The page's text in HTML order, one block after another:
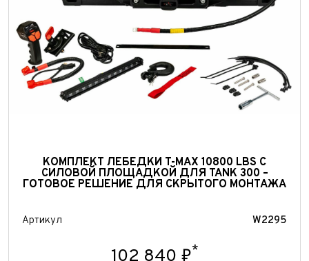
КОМПЛЕКТ ЛЕБЕДКИ T-MAX 10800 LBS С
СИЛОВОЙ ПЛОЩАДКОЙ ДЛЯ TANK 300 –
ГОТОВОЕ РЕШЕНИЕ ДЛЯ СКРЫТОГО МОНТАЖА
Артикул W2295
*
Обратная связь
Имя*
Выкуп авто